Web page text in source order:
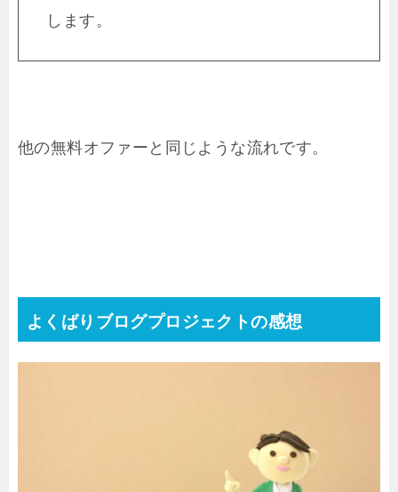
します。
他の無料オファーと同じような流れです。
よくばりブログプロジェクトの感想